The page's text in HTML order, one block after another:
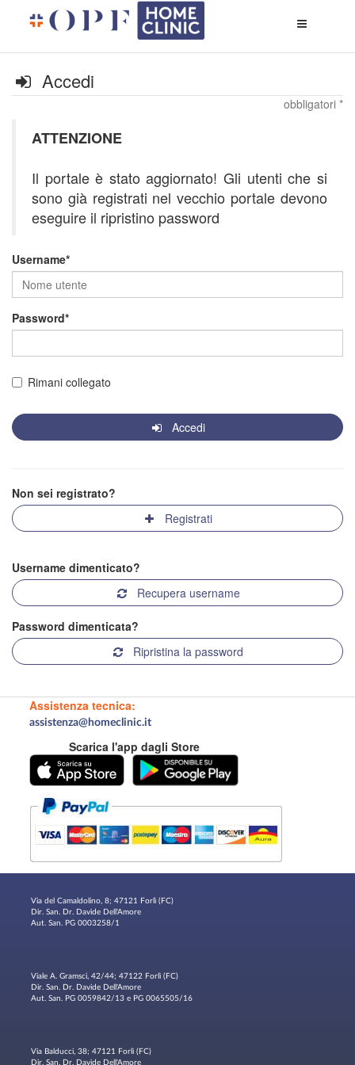
di
Accedi
obbligatori *
ATTENZIONE
Il portale è stato aggiornato! Gli utenti che si
sono già registrati nel vecchio portale devono
eseguire il ripristino password
Username
Password
Rimani collegato
Accedi
Non sei registrato?
Registrati
Username dimenticato?
Recupera username
Password dimenticata?
Ripristina la password
Assistenza tecnica:
assistenza@homeclinic.it
Scarica l'app dagli Store
Via del Camaldolino, 8; 47121 Forlì (FC)
Dir. San. Dr. Davide Dell'Amore
Aut. San. PG 0003258/1
Viale A. Gramsci, 42/44; 47122 Forlì (FC)
Dir. San. Dr. Davide Dell'Amore
Aut. San. PG 0059842/13 e PG 0065505/16
Via Balducci, 38; 47121 Forlì (FC)
Dir. San. Dr. Davide Dell'Amore